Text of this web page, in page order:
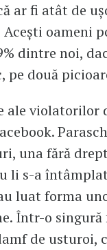
ar fi atât de
oameni
dintre noi,
pe două
ale violatorilor
una fără
li s-a
luat forma
Într-o
de usturoi,